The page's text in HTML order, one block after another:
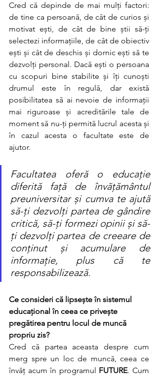
Cred că depinde de mai mulți factori:
de tine ca persoană, de cât de curios și
motivat ești, de cât de bine știi să-ți
selectezi informațiile, de cât de obiectiv
ești și cât de deschis și dornic ești să te
dezvolți personal. Dacă ești o persoana
cu scopuri bine stabilite și îți cunoști
drumul este în regulă, dar există
posibilitatea să ai nevoie de informații
mai riguroase și acreditările tale de
moment să nu-ți permită lucrul acesta și
în cazul acesta o facultate este de
ajutor.
Facultatea oferă o educație
diferită față de învățământul
preuniversitar și cumva te ajută
să-ți dezvolți partea de gândire
critică, să-ți formezi opinii și să-
ți dezvolți partea de creeare de
conținut și acumulare de
informație, plus că te
responsabilizează.
Ce consideri că lipsește în sistemul
educațional în ceea ce privește
pregătirea pentru locul de muncă
propriu zis?
Cred că partea aceasta despre cum
merg spre un loc de muncă, ceea ce
învăț acum în programul FUTURE. Cum